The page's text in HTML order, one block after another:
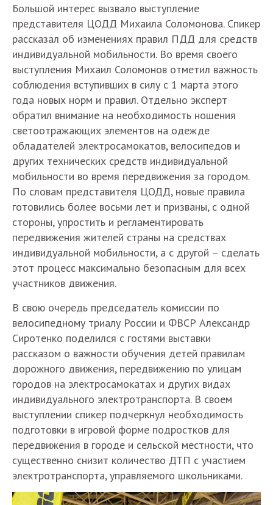
Большой интерес вызвало выступление
представителя ЦОДД Михаила Соломонова. Спикер
рассказал об изменениях правил ПДД для средств
индивидуальной мобильности. Во время своего
выступления Михаил Соломонов отметил важность
соблюдения вступивших в силу с 1 марта этого
года новых норм и правил. Отдельно эксперт
обратил внимание на необходимость ношения
светоотражающих элементов на одежде
обладателей электросамокатов, велосипедов и
других технических средств индивидуальной
мобильности во время передвижения за городом.
По словам представителя ЦОДД, новые правила
готовились более восьми лет и призваны, с одной
стороны, упростить и регламентировать
передвижения жителей страны на средствах
индивидуальной мобильности, а с другой – сделать
этот процесс максимально безопасным для всех
участников движения.
В свою очередь председатель комиссии по
велосипедному триалу России и ФВСР Александр
Сиротенко поделился с гостями выставки
рассказом о важности обучения детей правилам
дорожного движения, передвижению по улицам
городов на электросамокатах и других видах
индивидуального электротранспорта. В своем
выступлении спикер подчеркнул необходимость
подготовки в игровой форме подростков для
передвижения в городе и сельской местности, что
существенно снизит количество ДТП с участием
электротранспорта, управляемого школьниками.